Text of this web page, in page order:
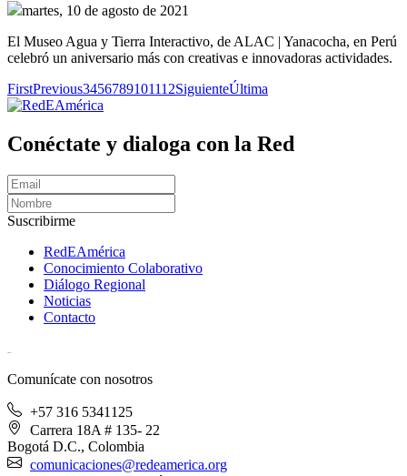
martes, 10 de agosto de 2021
El Museo Agua y Tierra Interactivo, de ALAC | Yanacocha, en Perú
celebró un aniversario más con creativas e innovadoras actividades.
FirstPrevious3456789101112SiguienteÚltima
Conéctate y dialoga con la Red
Suscribirme
RedEAmérica
Conocimiento Colaborativo
Diálogo Regional
Noticias
Contacto
Comunícate con nosotros
+57 316 5341125
Carrera 18A # 135- 22
Bogotá D.C., Colombia
comunicaciones@redeamerica.org